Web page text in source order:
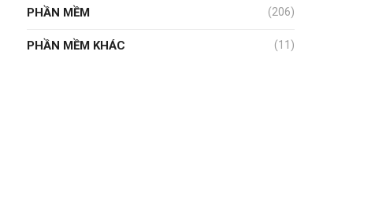
PHẦN MỀM (206)
PHẦN MỀM KHÁC (11)